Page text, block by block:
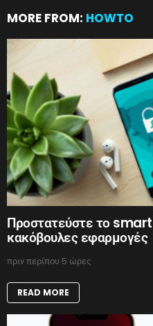
MORE FROM: HOWTO
Προστατεύστε το
κακόβουλες εφαρμογές
πριν περίπου 5 ώρες
READ MORE